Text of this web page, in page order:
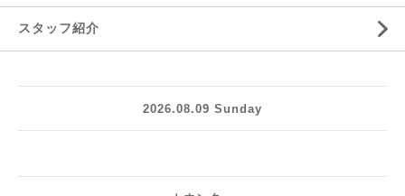
スタッフ紹介
2026.08.09 Sunday